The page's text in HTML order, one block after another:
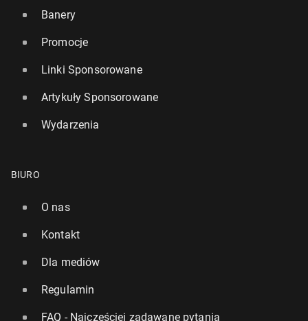
Banery
Promocje
Linki Sponsorowane
Artykuły Sponsorowane
Wydarzenia
BIURO
O nas
Kontakt
Dla mediów
Regulamin
FAQ - Najczęściej zadawane pytania